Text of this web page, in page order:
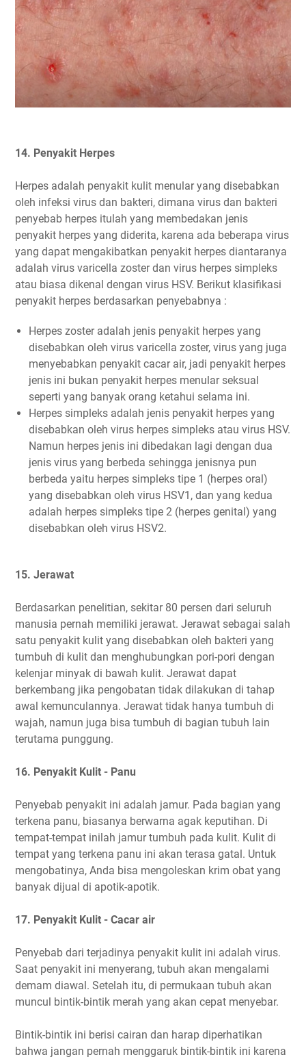
14. Penyakit Herpes
Herpes adalah penyakit kulit menular yang disebabkan
oleh infeksi virus dan bakteri, dimana virus dan bakteri
penyebab herpes itulah yang membedakan jenis
penyakit herpes yang diderita, karena ada beberapa virus
yang dapat mengakibatkan penyakit herpes diantaranya
adalah virus varicella zoster dan virus herpes simpleks
atau biasa dikenal dengan virus HSV. Berikut klasifikasi
penyakit herpes berdasarkan penyebabnya :
Herpes zoster adalah jenis penyakit herpes yang
disebabkan oleh virus varicella zoster, virus yang juga
menyebabkan penyakit cacar air, jadi penyakit herpes
jenis ini bukan penyakit herpes menular seksual
seperti yang banyak orang ketahui selama ini.
Herpes simpleks adalah jenis penyakit herpes yang
disebabkan oleh virus herpes simpleks atau virus HSV.
Namun herpes jenis ini dibedakan lagi dengan dua
jenis virus yang berbeda sehingga jenisnya pun
berbeda yaitu herpes simpleks tipe 1 (herpes oral)
yang disebabkan oleh virus HSV1, dan yang kedua
adalah herpes simpleks tipe 2 (herpes genital) yang
disebabkan oleh virus HSV2.
15. Jerawat
Berdasarkan penelitian, sekitar 80 persen dari seluruh
manusia pernah memiliki jerawat. Jerawat sebagai salah
satu penyakit kulit yang disebabkan oleh bakteri yang
tumbuh di kulit dan menghubungkan pori-pori dengan
kelenjar minyak di bawah kulit. Jerawat dapat
berkembang jika pengobatan tidak dilakukan di tahap
awal kemunculannya. Jerawat tidak hanya tumbuh di
wajah, namun juga bisa tumbuh di bagian tubuh lain
terutama punggung.
16. Penyakit Kulit - Panu
Penyebab penyakit ini adalah jamur. Pada bagian yang
terkena panu, biasanya berwarna agak keputihan. Di
tempat-tempat inilah jamur tumbuh pada kulit. Kulit di
tempat yang terkena panu ini akan terasa gatal. Untuk
mengobatinya, Anda bisa mengoleskan krim obat yang
banyak dijual di apotik-apotik.
17. Penyakit Kulit - Cacar air
Penyebab dari terjadinya penyakit kulit ini adalah virus.
Saat penyakit ini menyerang, tubuh akan mengalami
demam diawal. Setelah itu, di permukaan tubuh akan
muncul bintik-bintik merah yang akan cepat menyebar.
Bintik-bintik ini berisi cairan dan harap diperhatikan
bahwa jangan pernah menggaruk bintik-bintik ini karena